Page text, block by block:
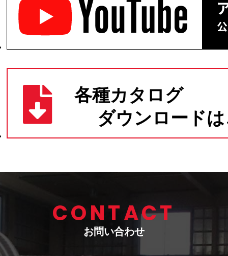
CONTACT
お問い合わせ